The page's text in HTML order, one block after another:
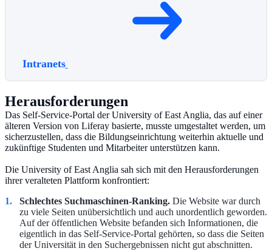
Intranets
Herausforderungen
Das Self-Service-Portal der University of East Anglia, das auf einer
älteren Version von Liferay basierte, musste umgestaltet werden, um
sicherzustellen, dass die Bildungseinrichtung weiterhin aktuelle und
zukünftige Studenten und Mitarbeiter unterstützen kann.
Die University of East Anglia sah sich mit den Herausforderungen
ihrer veralteten Plattform konfrontiert:
Schlechtes Suchmaschinen-Ranking. Die Website war durch
zu viele Seiten unübersichtlich und auch unordentlich geworden.
Auf der öffentlichen Website befanden sich Informationen, die
eigentlich in das Self-Service-Portal gehörten, so dass die Seiten
der Universität in den Suchergebnissen nicht gut abschnitten.